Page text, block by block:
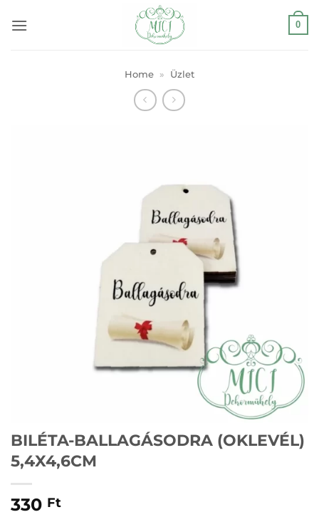
0
Home » Üzlet
BILÉTA-BALLAGÁSODRA (OKLEVÉL)
5,4X4,6CM
330 Ft